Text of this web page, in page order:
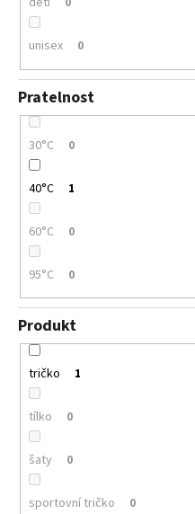
unisex 0
Pratelnost
30°C 0
40°C 1
60°C 0
95°C 0
Produkt
tričko 1
tílko 0
šaty 0
sportovní tričko 0